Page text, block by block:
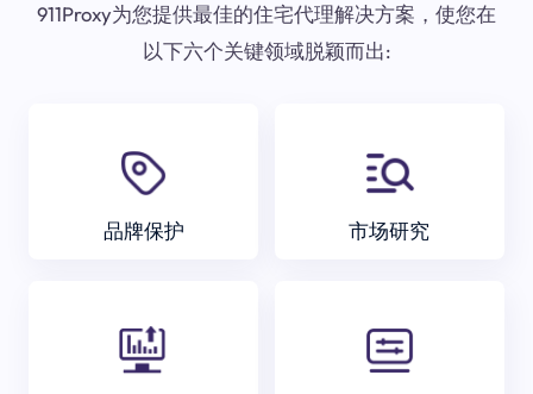
911Proxy为您提供最佳的住宅代理解决方案，使您在
以下六个关键领域脱颖而出:
品牌保护 市场研究